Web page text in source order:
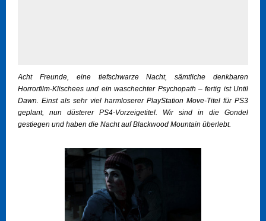
Acht Freunde, eine tiefschwarze Nacht, sämtliche denkbaren
Horrorfilm-Klischees und ein waschechter Psychopath – fertig ist Until
Dawn. Einst als sehr viel harmloserer PlayStation Move-Titel für PS3
geplant, nun düsterer PS4-Vorzeigetitel. Wir sind in die Gondel
gestiegen und haben die Nacht auf Blackwood Mountain überlebt.